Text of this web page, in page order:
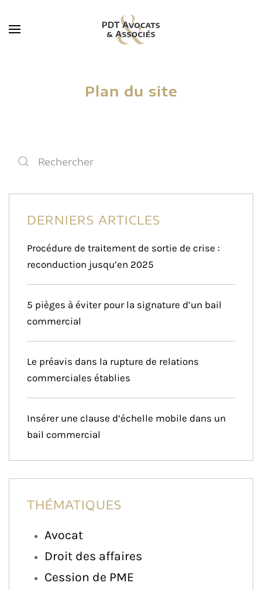
Skip to main content
Plan du site
DERNIERS ARTICLES
Procédure de traitement de sortie de crise :
reconduction jusqu’en 2025
5 pièges à éviter pour la signature d’un bail
commercial
Le préavis dans la rupture de relations
commerciales établies
Insérer une clause d’échelle mobile dans un
bail commercial
THÉMATIQUES
Avocat
Droit des affaires
Cession de PME